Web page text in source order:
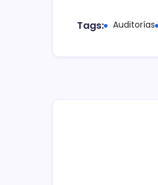
c ittai
Tags: Auditorías